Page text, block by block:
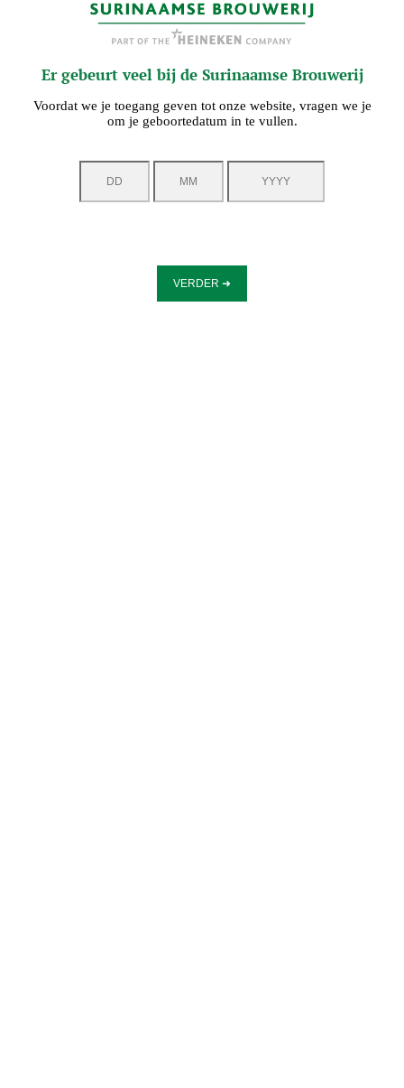
Er gebeurt veel bij de Surinaamse Brouwerij
Voordat we je toegang geven tot onze website, vragen we je
om je geboortedatum in te vullen.